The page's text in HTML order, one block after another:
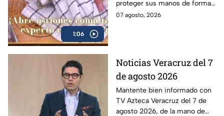
1:06
cortarte en el intento
(VIDEO)
proteger sus manos de forma
efectiva al momento de
07 agosto, 2026
Noticias Veracruz del 7
de agosto 2026
Mantente bien informado con
TV Azteca Veracruz del 7 de
agosto 2026, de la mano de